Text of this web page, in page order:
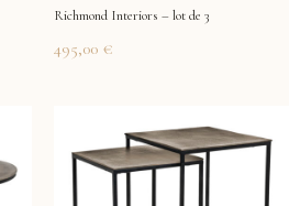
Richmond Interiors – lot de 3
495,00 €